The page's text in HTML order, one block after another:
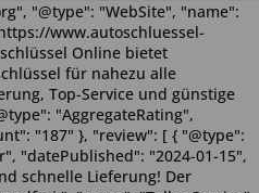
"@type": "WebSite", "name":
www.autoschluessel-
Online bietet
für nahezu alle
Top-Service und günstige
"AggregateRating",
"187" }, "review": [ { "@type":
"datePublished": "2024-01-15",
schnelle Lieferung! Der